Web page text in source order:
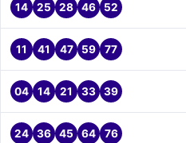
14 25 28 46 52
11 41 47 59 77
04 14 21 33 39
24 36 45 64 76